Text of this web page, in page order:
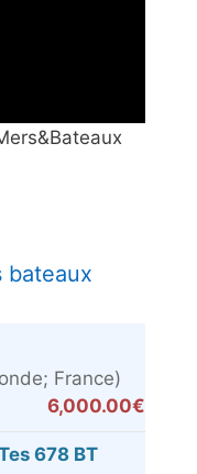
bateaux
France)
6,000.00€
678 BT